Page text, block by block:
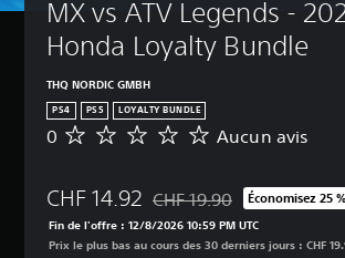
MX vs ATV Legends -
Honda Loyalty Bundle
THQ NORDIC GMBH
PS4 PS5 LOYALTY BUNDLE
A
u
0 Aucun avis
CHF 14.92 Remise par rapport au
CHF 19.90 Économisez 25 %
Fin de l'offre : 12/8/2026 10:59 PM UTC
Prix le plus bas au cours des 30 derniers jours : CHF